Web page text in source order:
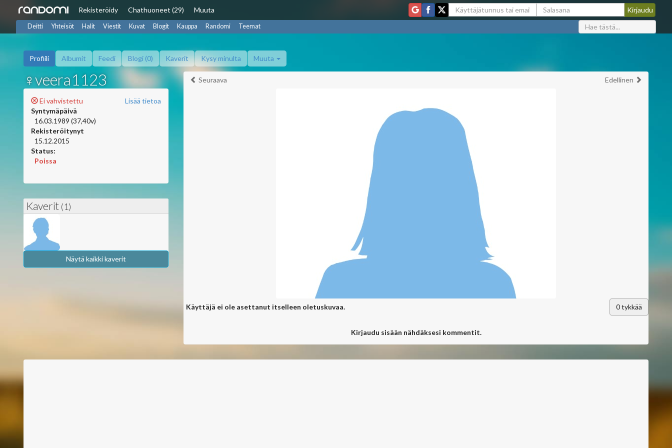
Rekisteröidy Chathuoneet (29) Muuta
Deitti Yhteisöt Halit Viestit Kuvat Blogit Kauppa Randomi Teemat
Profiili Albumit Feedi Blogi (0) Kaverit Kysy minulta Muuta
Seuraava Edellinen
Käyttäjä ei ole asettanut itselleen oletuskuvaa. 0tykkää
Kirjaudu sisään nähdäksesi kommentit.
♀veera1123
Lisää tietoa
Ei vahvistettu
Syntymäpäivä
16.03.1989 (37,40v)
Rekisteröitynyt
15.12.2015
Status:
Poissa
Kaverit (1)
Näytä kaikki kaverit